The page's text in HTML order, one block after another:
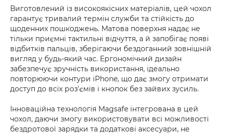
Виготовлений із високоякісних матеріалів, цей чохол
гарантує тривалий термін служби та стійкість до
щоденних пошкоджень. Матова поверхня надає не
тільки приємні тактильні відчуття, а й запобігає появі
відбитків пальців, зберігаючи бездоганний зовнішній
вигляд у будь-який час. Ергономічний дизайн
забезпечує зручність використання, ідеально
повторюючи контури iPhone, що дає змогу отримати
доступ до всіх роз'ємів і кнопок без зайвих зусиль.
Інноваційна технологія Magsafe інтегрована в цей
чохол, даючи змогу використовувати всі можливості
бездротової зарядки та додаткові аксесуари, не